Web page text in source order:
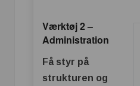
Værktøj 2 –
Administration
Få styr på
strukturen og